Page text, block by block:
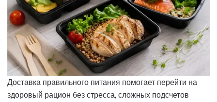
Доставка правильного питания помогает перейти на
здоровый рацион без стресса, сложных подсчетов